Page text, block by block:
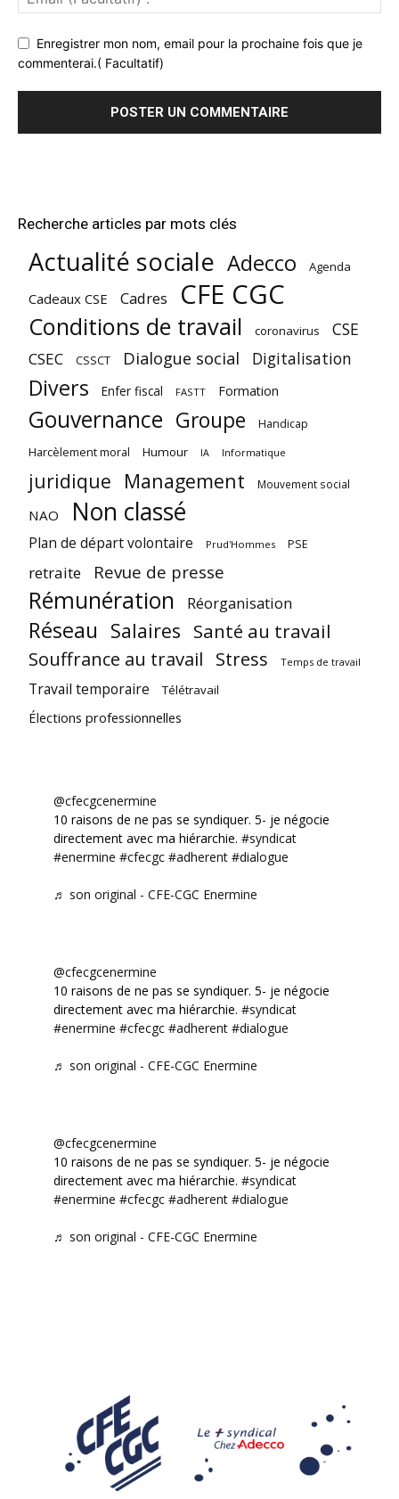
Enregistrer mon nom, email pour la prochaine fois que je
commenterai.( Facultatif)
Recherche articles par mots clés
Actualité sociale Adecco Agenda
Cadeaux CSE Cadres CFE CGC
Conditions de travail coronavirus CSE
CSEC CSSCT Dialogue social Digitalisation
Divers Enfer fiscal FASTT Formation
Gouvernance Groupe Handicap
Harcèlement moral Humour IA Informatique
juridique Management Mouvement social
NAO Non classé
Plan de départ volontaire Prud'Hommes PSE
retraite Revue de presse
Rémunération Réorganisation
Réseau Salaires Santé au travail
Souffrance au travail Stress Temps de travail
Travail temporaire Télétravail
Élections professionnelles
@cfecgcenermine
10 raisons de ne pas se syndiquer. 5- je négocie
directement avec ma hiérarchie. #syndicat
#enermine #cfecgc #adherent #dialogue
♬ son original - CFE-CGC Enermine
@cfecgcenermine
10 raisons de ne pas se syndiquer. 5- je négocie
directement avec ma hiérarchie. #syndicat
#enermine #cfecgc #adherent #dialogue
♬ son original - CFE-CGC Enermine
@cfecgcenermine
10 raisons de ne pas se syndiquer. 5- je négocie
directement avec ma hiérarchie. #syndicat
#enermine #cfecgc #adherent #dialogue
♬ son original - CFE-CGC Enermine